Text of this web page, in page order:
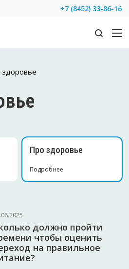
+7 (8452) 33-86-16
здоровье
Про здоровье
Подробнее
должно пройти
чтобы оценить
на правильное